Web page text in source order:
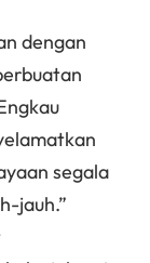
dengan
segala
jauh.”